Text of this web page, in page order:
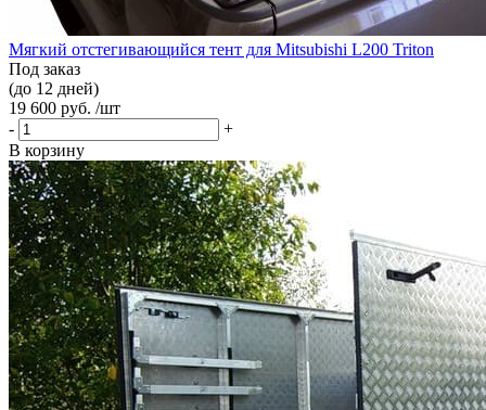
Мягкий отстегивающийся тент для Mitsubishi L200 Triton
Под заказ
(до 12 дней)
19 600 руб. /шт
-
+
В корзину